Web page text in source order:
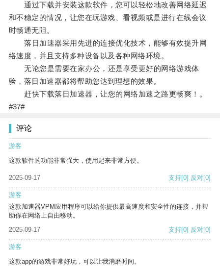
通过下载并安装这款软件，您可以轻松地改善网络延迟
和不稳定的情况，让您在玩游戏、看视频或是进行在线会议
时畅通无阻。
落日加速器采用先进的连接优化技术，能够有效提升网
络速度，并且支持多种设备以及各种网络环境。
无论您是需要在家办公，还是享受更好的网络游戏体
验，落日加速器都将帮助您达到理想的效果。
赶快下载落日加速器，让您的网络加速之路更畅爽！。
#37#
评论
游客
这款软件的功能非常强大，使用起来非常方便。
2025-09-17 支持[0] 反对[0]
游客
这款加速器VPM应用程序可以给你提供最高速度和安全性的连接，并帮
助你在网络上自由移动。
2025-09-17
支持[0] 反对[0]
游客
这款app的游戏非常好玩，可以让我消磨时间。